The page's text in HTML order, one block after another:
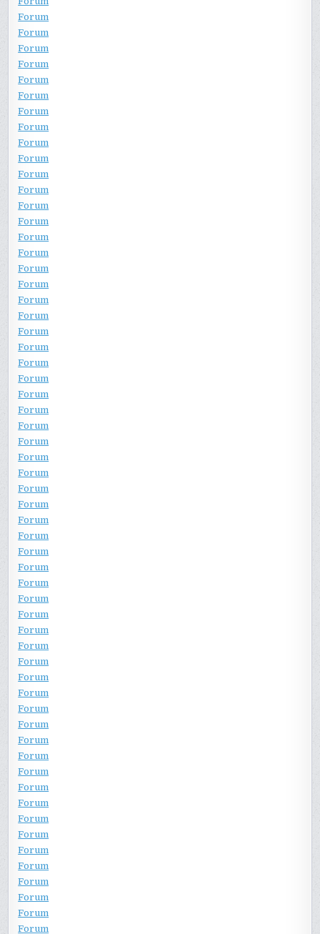
Forum
Forum
Forum
Forum
Forum
Forum
Forum
Forum
Forum
Forum
Forum
Forum
Forum
Forum
Forum
Forum
Forum
Forum
Forum
Forum
Forum
Forum
Forum
Forum
Forum
Forum
Forum
Forum
Forum
Forum
Forum
Forum
Forum
Forum
Forum
Forum
Forum
Forum
Forum
Forum
Forum
Forum
Forum
Forum
Forum
Forum
Forum
Forum
Forum
Forum
Forum
Forum
Forum
Forum
Forum
Forum
Forum
Forum
Forum